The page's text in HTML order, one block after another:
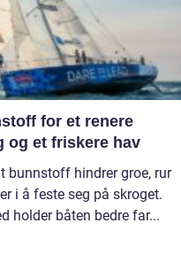
for et renere
og et friskere hav
bunnstoff hindrer groe, rur
i å feste seg på skroget.
holder båten bedre far...